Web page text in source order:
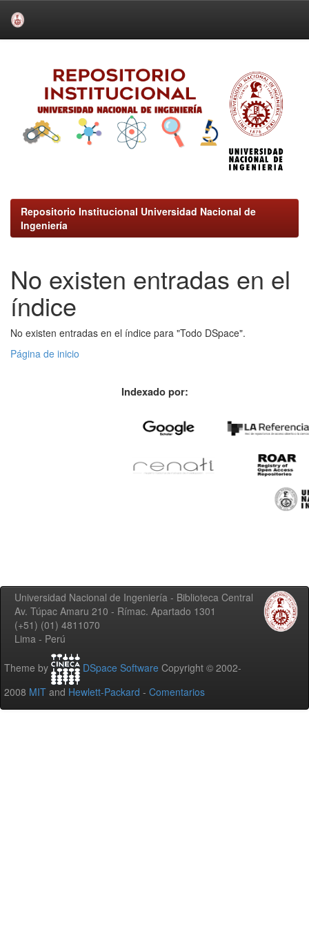
Repositorio Institucional Universidad Nacional de
Ingeniería
No existen entradas en el
índice
No existen entradas en el índice para "Todo DSpace".
Página de inicio
Indexado por:
Universidad Nacional de Ingeniería - Biblioteca Central
Av. Túpac Amaru 210 - Rímac. Apartado 1301
(+51) (01) 4811070
Lima - Perú
Theme by DSpace Software Copyright © 2002-
2008 MIT and Hewlett-Packard - Comentarios